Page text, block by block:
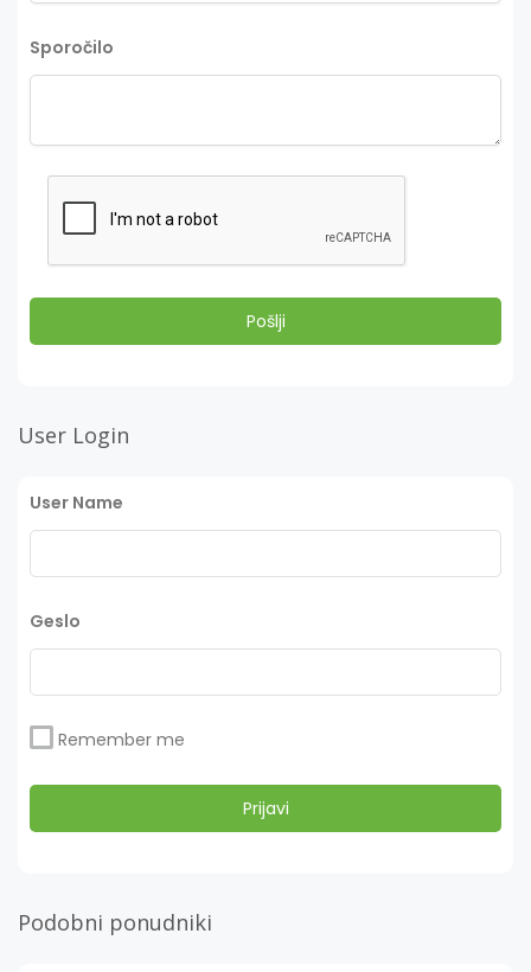
Sporočilo
User Login
User Name
Geslo
Remember me
Podobni ponudniki